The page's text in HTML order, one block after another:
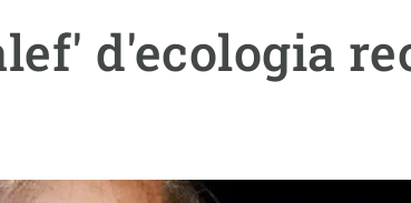
d'ecologia
Solucions Oportunitats acadèmiques
Demana la teva MSCA-PF
Vine de visitant o sabàtic